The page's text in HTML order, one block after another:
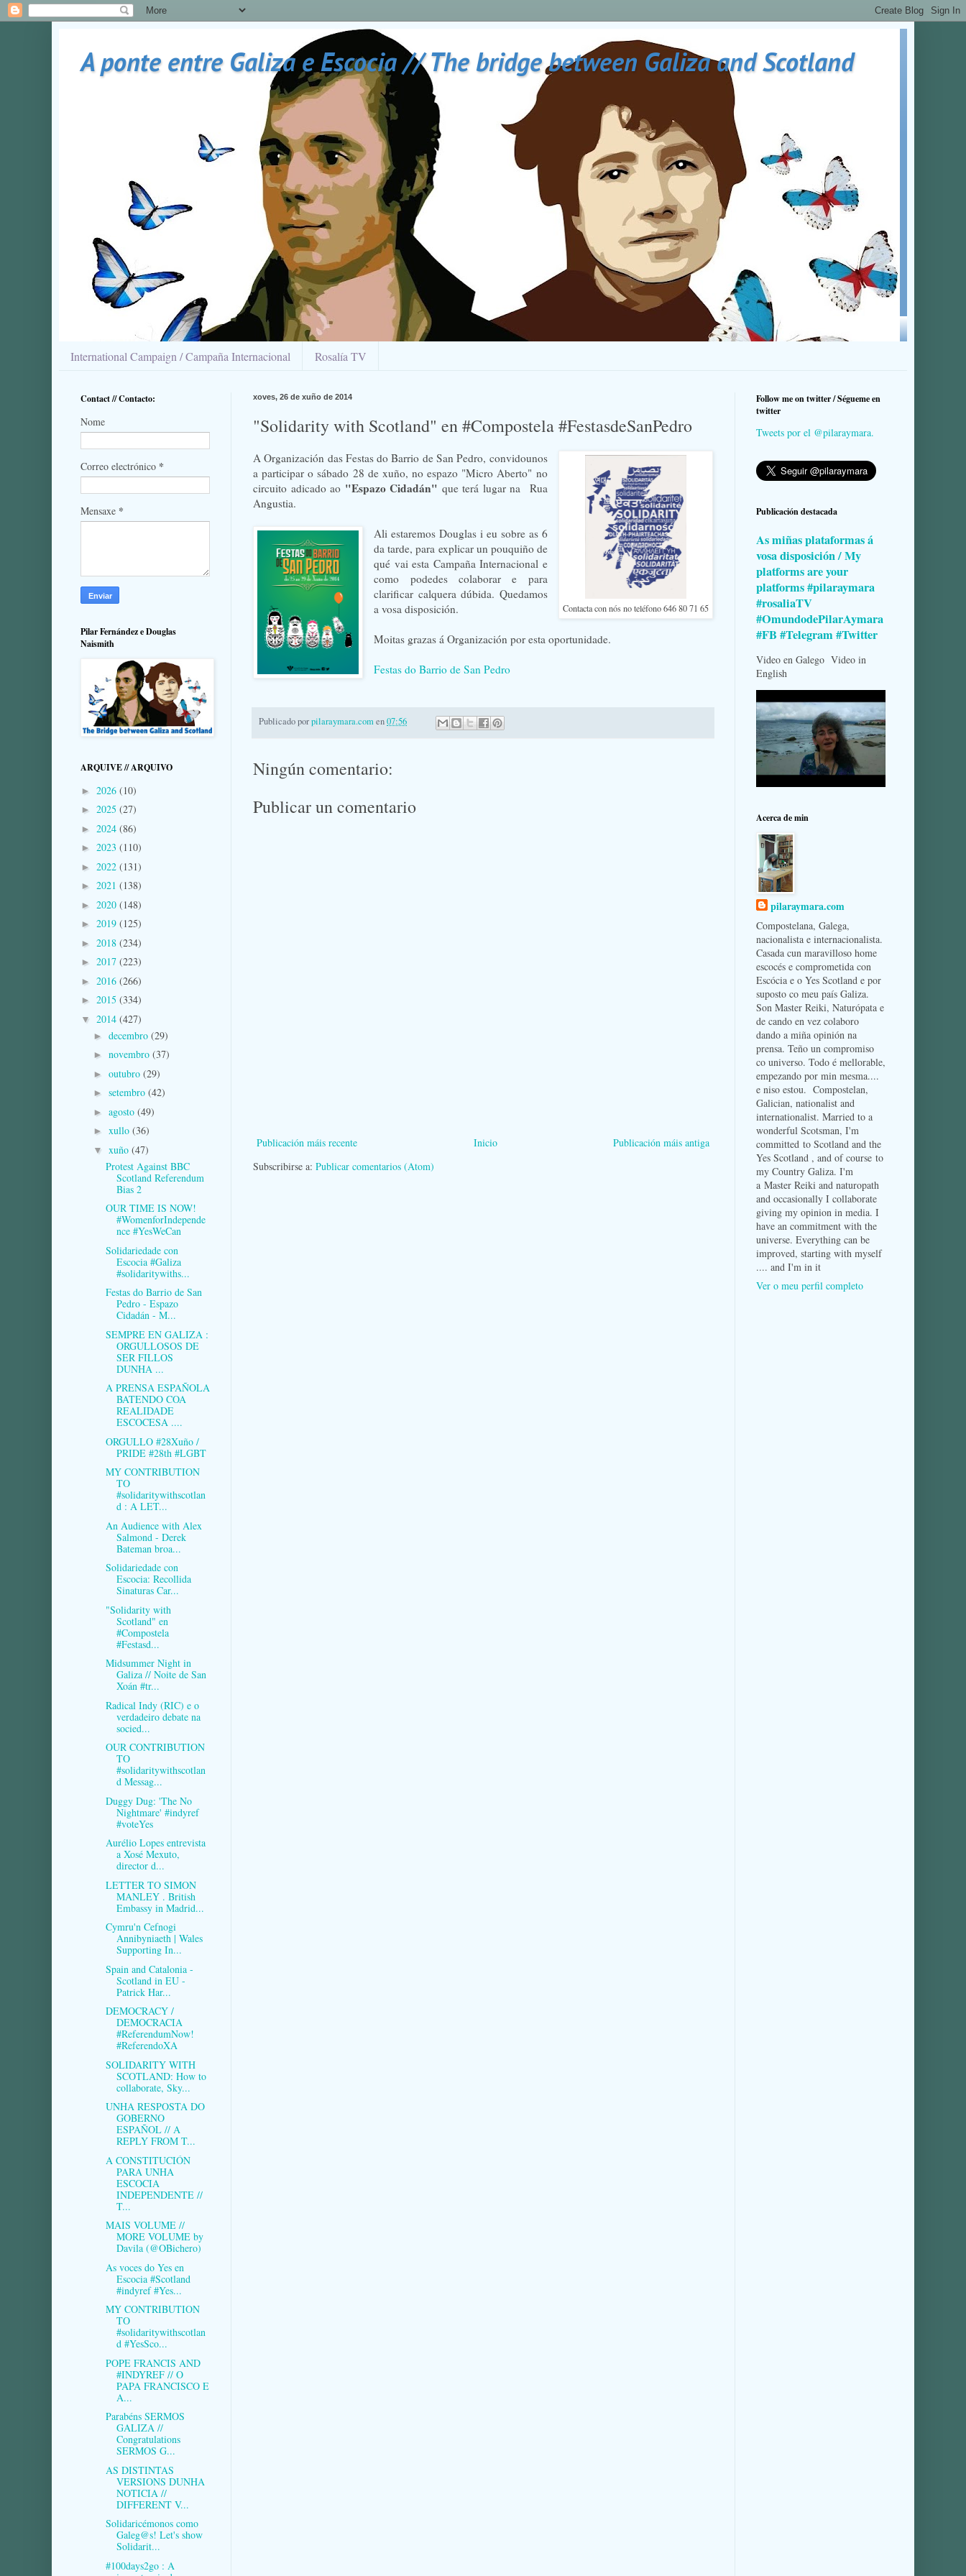
A ponte entre Galiza e Escocia // The bridge between Galiza and Scotland
International Campaign / Campaña Internacional Rosalía TV
xoves, 26 de xuño de 2014
"Solidarity with Scotland" en #Compostela #FestasdeSanPedro
Contacta con nós no teléfono 646 80 71 65
A Organización das Festas do Barrio de San Pedro, convidounos
a participar o sábado 28 de xuño, no espazo "Micro Aberto" no
circuito adicado ao "Espazo Cidadán" que terá lugar na Rua
Angustia.
Ali estaremos Douglas i eu sobre as 6
da tarde, para explicar un pouquiño de
qué vai esta Campaña Internacional e
como podedes colaborar e para
clarificar calquera dúbida. Quedamos
a vosa disposición.
Moitas grazas á Organización por esta oportunidade.
Festas do Barrio de San Pedro
Publicado porpilaraymara.comen07:56
Ningún comentario:
Publicar un comentario
Publicación máis recente Publicación máis antiga
Inicio
Subscribirse a: Publicar comentarios (Atom)
Contact // Contacto:
Nome
Correo electrónico *
Mensaxe *
Pilar Fernández e Douglas
Naismith
ARQUIVE // ARQUIVO
► 2026 (10)
► 2025 (27)
► 2024 (86)
► 2023 (110)
► 2022 (131)
► 2021 (138)
► 2020 (148)
► 2019 (125)
► 2018 (234)
► 2017 (223)
► 2016 (266)
► 2015 (334)
▼ 2014 (427)
► decembro (29)
► novembro (37)
► outubro (29)
► setembro (42)
► agosto (49)
► xullo (36)
▼ xuño (47)
Protest Against BBC
Scotland Referendum
Bias 2
OUR TIME IS NOW!
#WomenforIndepende
nce #YesWeCan
Solidariedade con
Escocia #Galiza
#solidaritywiths...
Festas do Barrio de San
Pedro - Espazo
Cidadán - M...
SEMPRE EN GALIZA :
ORGULLOSOS DE
SER FILLOS
DUNHA ...
A PRENSA ESPAÑOLA
BATENDO COA
REALIDADE
ESCOCESA ....
ORGULLO #28Xuño /
PRIDE #28th #LGBT
MY CONTRIBUTION
TO
#solidaritywithscotlan
d : A LET...
An Audience with Alex
Salmond - Derek
Bateman broa...
Solidariedade con
Escocia: Recollida
Sinaturas Car...
"Solidarity with
Scotland" en
#Compostela
#Festasd...
Midsummer Night in
Galiza // Noite de San
Xoán #tr...
Radical Indy (RIC) e o
verdadeiro debate na
socied...
OUR CONTRIBUTION
TO
#solidaritywithscotlan
d Messag...
Duggy Dug: 'The No
Nightmare' #indyref
#voteYes
Aurélio Lopes entrevista
a Xosé Mexuto,
director d...
LETTER TO SIMON
MANLEY . British
Embassy in Madrid...
Cymru'n Cefnogi
Annibyniaeth | Wales
Supporting In...
Spain and Catalonia -
Scotland in EU -
Patrick Har...
DEMOCRACY /
DEMOCRACIA
#ReferendumNow!
#ReferendoXA
SOLIDARITY WITH
SCOTLAND: How to
collaborate, Sky...
UNHA RESPOSTA DO
GOBERNO
ESPAÑOL // A
REPLY FROM T...
A CONSTITUCIÓN
PARA UNHA
ESCOCIA
INDEPENDENTE //
T...
MAIS VOLUME //
MORE VOLUME by
Davila (@OBichero)
As voces do Yes en
Escocia #Scotland
#indyref #Yes...
MY CONTRIBUTION
TO
#solidaritywithscotlan
d #YesSco...
POPE FRANCIS AND
#INDYREF // O
PAPA FRANCISCO E
A...
Parabéns SERMOS
GALIZA //
Congratulations
SERMOS G...
AS DISTINTAS
VERSIONS DUNHA
NOTICIA //
DIFFERENT V...
Solidaricémonos como
Galeg@s! Let's show
Solidarit...
#100days2go : A
Follow me on twitter / Ségueme en
twitter
Tweets por el @pilaraymara.
Publicación destacada
As miñas plataformas á
vosa disposición / My
platforms are your
platforms #pilaraymara
#rosaliaTV
#OmundodePilarAymara
#FB #Telegram #Twitter
Video en Galego Video in
English
Acerca de min
pilaraymara.com
Compostelana, Galega,
nacionalista e internacionalista.
Casada cun maravilloso home
escocés e comprometida con
Escócia e o Yes Scotland e por
suposto co meu país Galiza.
Son Master Reiki, Naturópata e
de cando en vez colaboro
dando a miña opinión na
prensa. Teño un compromiso
co universo. Todo é mellorable,
empezando por min mesma....
e niso estou. Compostelan,
Galician, nationalist and
internationalist. Married to a
wonderful Scotsman, I'm
committed to Scotland and the
Yes Scotland , and of course to
my Country Galiza. I'm
a Master Reiki and naturopath
and occasionally I collaborate
giving my opinion in media. I
have an commitment with the
universe. Everything can be
improved, starting with myself
.... and I'm in it
Ver o meu perfil completo